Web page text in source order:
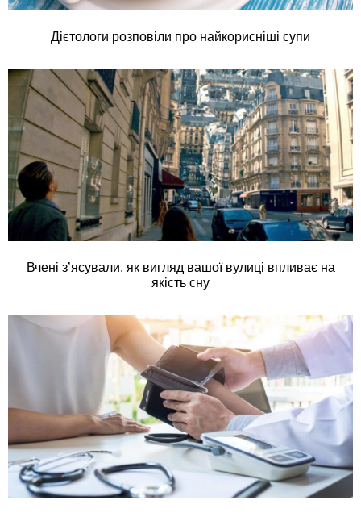
Дієтологи розповіли про найкорисніші супи
Вчені з’ясували, як вигляд вашої вулиці впливає на
якість сну